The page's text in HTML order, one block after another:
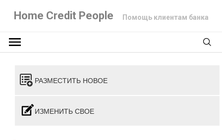
Home Credit People Помощь клиентам банка
РАЗМЕСТИТЬ НОВОЕ
ИЗМЕНИТЬ СВОЕ